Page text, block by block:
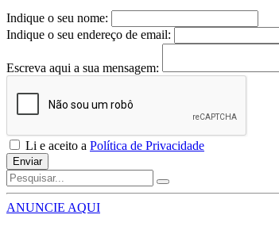
Indique o seu nome:
Indique o seu endereço de email:
Escreva aqui a sua mensagem:
Li e aceito a Política de Privacidade
Enviar
ANUNCIE AQUI